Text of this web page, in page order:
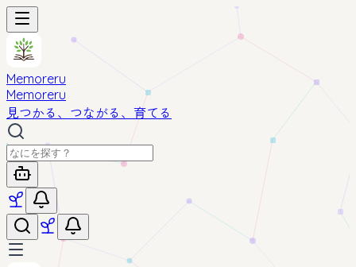
Memoreru
Memoreru
見つかる、つながる、育てる